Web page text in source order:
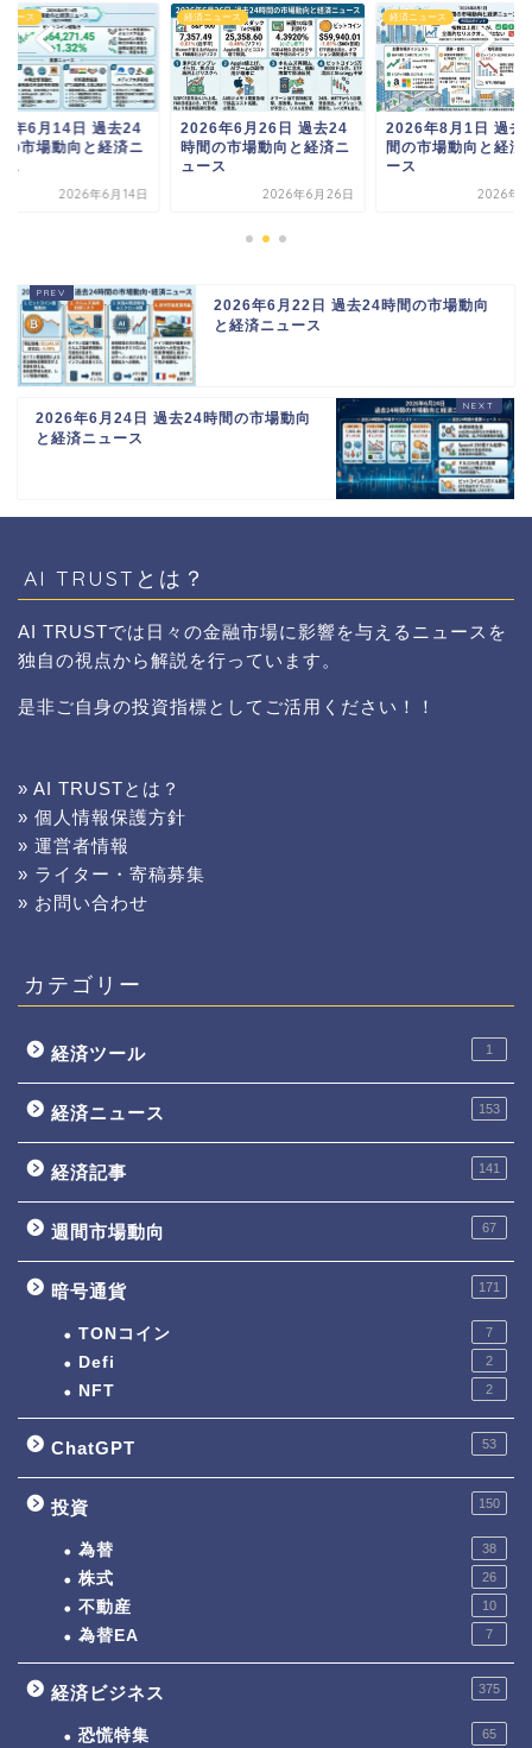
ュース
年6月14日 過去24
の市場動向と経済ニ
ス
2026年6月14日
経済ニュース
2026年6月26日 過去24
時間の市場動向と経済ニ
ュース
2026年6月26日
経済ニュース
2026年8月1日 過去
間の市場動向と経済
ース
2026年8
2026年6月22日 過去24時間の市場動向
と経済ニュース
2026年6月24日 過去24時間の市場動向
と経済ニュース
AI TRUSTとは？
AI TRUSTでは日々の金融市場に影響を与えるニュースを
独自の視点から解説を行っています。
是非ご自身の投資指標としてご活用ください！！
» AI TRUSTとは？
» 個人情報保護方針
» 運営者情報
» ライター・寄稿募集
» お問い合わせ
カテゴリー
経済ツール 1
経済ニュース 153
経済記事 141
週間市場動向 67
暗号通貨 171
TONコイン 7
Defi 2
NFT 2
ChatGPT 53
投資 150
為替 38
株式 26
不動産 10
為替EA 7
経済ビジネス 375
恐慌特集 65